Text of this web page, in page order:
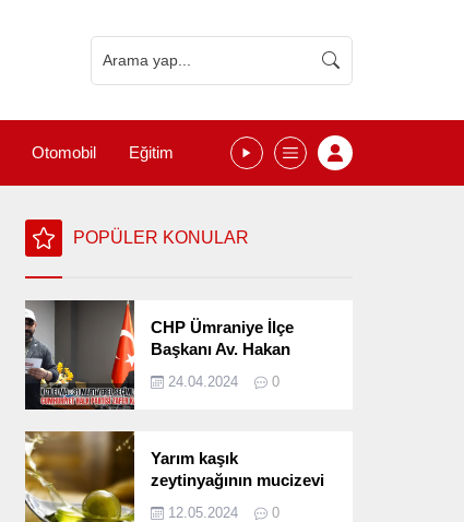
Otomobil Eğitim
POPÜLER KONULAR
CHP Ümraniye İlçe
Başkanı Av. Hakan
Seçimlerini
24.04.2024 0
Yarım kaşık
zeytinyağının mucizevi
12.05.2024 0